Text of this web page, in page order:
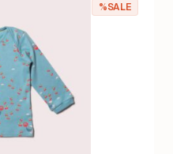
%SALE